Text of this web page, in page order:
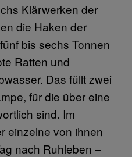
Klärwerken der
die Haken der
bis sechs Tonnen
Ratten und
Das füllt zwei
für die über eine
sind. Im
einzelne von ihnen
nach Ruhleben –